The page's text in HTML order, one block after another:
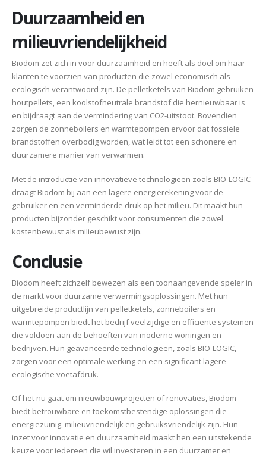
Duurzaamheid en
milieuvriendelijkheid
Biodom zet zich in voor duurzaamheid en heeft als doel om haar
klanten te voorzien van producten die zowel economisch als
ecologisch verantwoord zijn. De pelletketels van Biodom gebruiken
houtpellets, een koolstofneutrale brandstof die hernieuwbaar is
en bijdraagt aan de vermindering van CO2-uitstoot. Bovendien
zorgen de zonneboilers en warmtepompen ervoor dat fossiele
brandstoffen overbodig worden, wat leidt tot een schonere en
duurzamere manier van verwarmen.
Met de introductie van innovatieve technologieën zoals BIO-LOGIC
draagt Biodom bij aan een lagere energierekening voor de
gebruiker en een verminderde druk op het milieu. Dit maakt hun
producten bijzonder geschikt voor consumenten die zowel
kostenbewust als milieubewust zijn.
Conclusie
Biodom heeft zichzelf bewezen als een toonaangevende speler in
de markt voor duurzame verwarmingsoplossingen. Met hun
uitgebreide productlijn van pelletketels, zonneboilers en
warmtepompen biedt het bedrijf veelzijdige en efficiënte systemen
die voldoen aan de behoeften van moderne woningen en
bedrijven. Hun geavanceerde technologieën, zoals BIO-LOGIC,
zorgen voor een optimale werking en een significant lagere
ecologische voetafdruk.
Of het nu gaat om nieuwbouwprojecten of renovaties, Biodom
biedt betrouwbare en toekomstbestendige oplossingen die
energiezuinig, milieuvriendelijk en gebruiksvriendelijk zijn. Hun
inzet voor innovatie en duurzaamheid maakt hen een uitstekende
keuze voor iedereen die wil investeren in een duurzamer en